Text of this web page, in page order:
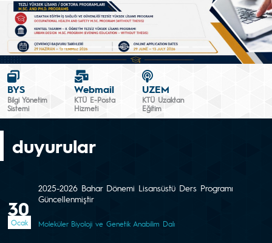
BYS
Bilgi Yönetim
Sistemi
Webmail
KTÜ E-Posta
Hizmeti
UZEM
KTÜ Uzaktan
Eğitim
duyurular
30
Ocak
2025-2026 Bahar Dönemi Lisansüstü Ders Programı
Güncellenmiştir
Moleküler Biyoloji ve Genetik Anabilim Dalı